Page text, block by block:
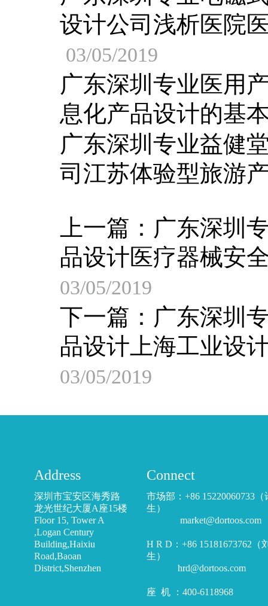
设计公司浅析医院
03/05/2019
广东深圳专业医用
息化产品设计的基
广东深圳专业益健
司江苏体验型旅游
上一篇： 广东深圳
品设计医疗器械安
03/05/2019
下一篇： 广东深圳
品设计上海工业设
03/05/2019
Address
深圳市宝安区海秀路
龙光世纪大厦A座15楼
Floor 15, Tower A
,Logan Century
Building,Haixiu
Road,Baoan
District,Shenzhen
Connect
市场部：+86 15220060733（
生）
market@dortoos.com
H R D：+86 15181673762（
生）
hrd@dortoos.com
座 机 ：400-6118968